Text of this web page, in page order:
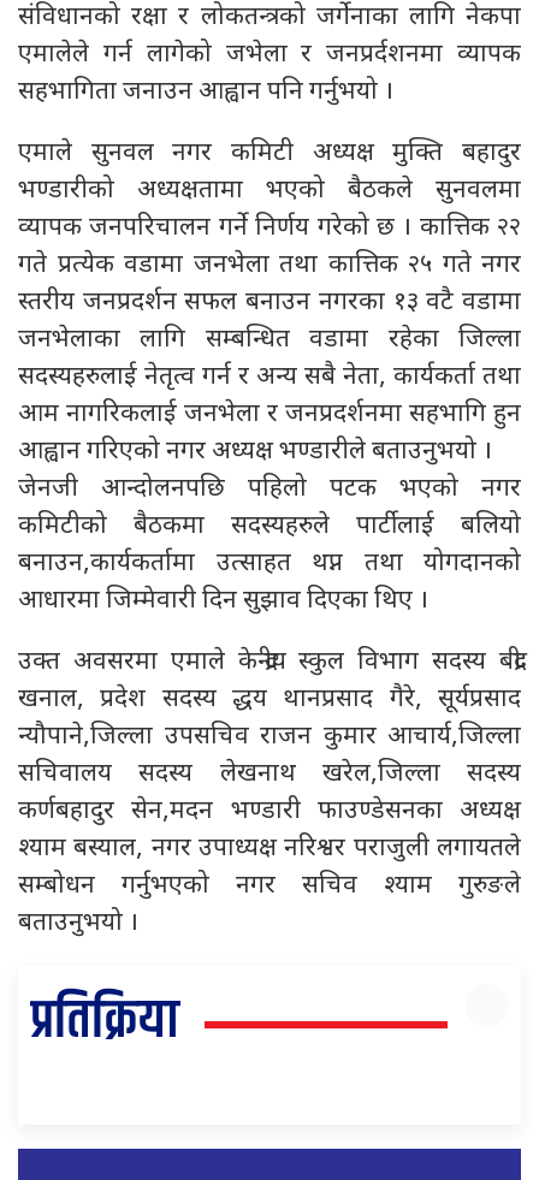
संविधानको रक्षा र लोकतन्त्रको जर्गेनाका लागि नेकपा
एमालेले गर्न लागेको जभेला र जनप्रर्दशनमा व्यापक
सहभागिता जनाउन आह्वान पनि गर्नुभयो ।
एमाले सुनवल नगर कमिटी अध्यक्ष मुक्ति बहादुर
भण्डारीको अध्यक्षतामा भएको बैठकले सुनवलमा
व्यापक जनपरिचालन गर्ने निर्णय गरेको छ । कात्तिक २२
गते प्रत्येक वडामा जनभेला तथा कात्तिक २५ गते नगर
स्तरीय जनप्रदर्शन सफल बनाउन नगरका १३ वटै वडामा
जनभेलाका लागि सम्बन्धित वडामा रहेका जिल्ला
सदस्यहरुलाई नेतृत्व गर्न र अन्य सबै नेता, कार्यकर्ता तथा
आम नागरिकलाई जनभेला र जनप्रदर्शनमा सहभागि हुन
आह्वान गरिएको नगर अध्यक्ष भण्डारीले बताउनुभयो ।
जेनजी आन्दोलनपछि पहिलो पटक भएको नगर
कमिटीको बैठकमा सदस्यहरुले पार्टीलाई बलियो
बनाउन,कार्यकर्तामा उत्साहत थप्न तथा योगदानको
आधारमा जिम्मेवारी दिन सुझाव दिएका थिए ।
उक्त अवसरमा एमाले केन्द्रीय स्कुल विभाग सदस्य बद्री
खनाल, प्रदेश सदस्य द्धय थानप्रसाद गैरे, सूर्यप्रसाद
न्यौपाने,जिल्ला उपसचिव राजन कुमार आचार्य,जिल्ला
सचिवालय सदस्य लेखनाथ खरेल,जिल्ला सदस्य
कर्णबहादुर सेन,मदन भण्डारी फाउण्डेसनका अध्यक्ष
श्याम बस्याल, नगर उपाध्यक्ष नरिश्वर पराजुली लगायतले
सम्बोधन गर्नुभएको नगर सचिव श्याम गुरुङले
बताउनुभयो ।
प्रतिक्रिया